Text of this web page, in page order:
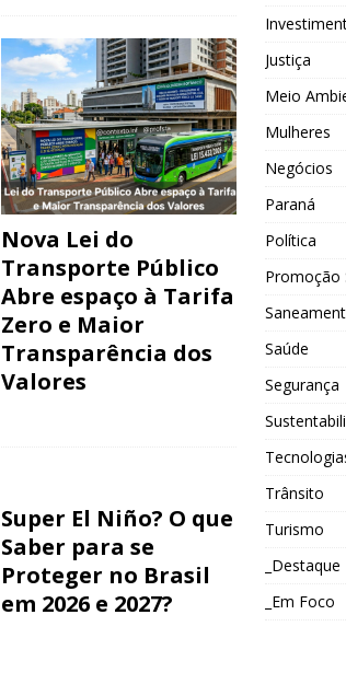
Nova Lei do
Transporte Público
Abre espaço à Tarifa
Zero e Maior
Transparência dos
Valores
Super El Niño? O que
Saber para se
Proteger no Brasil
em 2026 e 2027?
Justiça
Meio
Mulheres
Negócios
Paraná
Política
Promoção
Saúde
Segurança
Trânsito
Turismo
_Destaque
_Em Foco